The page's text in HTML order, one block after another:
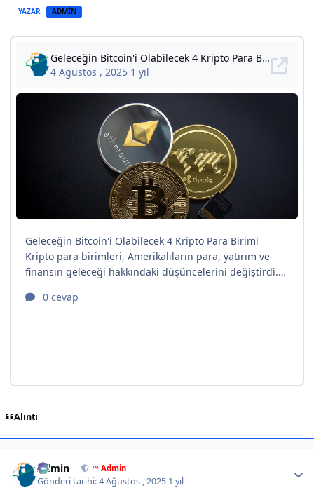
YAZAR ADMIN
Alıntı
Admin ™ Admin
Gönderi tarihi:4 Ağustos , 2025 1 yıl